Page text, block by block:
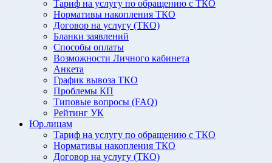
Тариф на услугу по обращению с ТКО
Нормативы накопления ТКО
Договор на услугу (ТКО)
Бланки заявлений
Способы оплаты
Возможности Личного кабинета
Анкета
График вывоза ТКО
Проблемы КП
Типовые вопросы (FAQ)
Рейтинг УК
Юр.лицам
Тариф на услугу по обращению с ТКО
Нормативы накопления ТКО
Договор на услугу (ТКО)